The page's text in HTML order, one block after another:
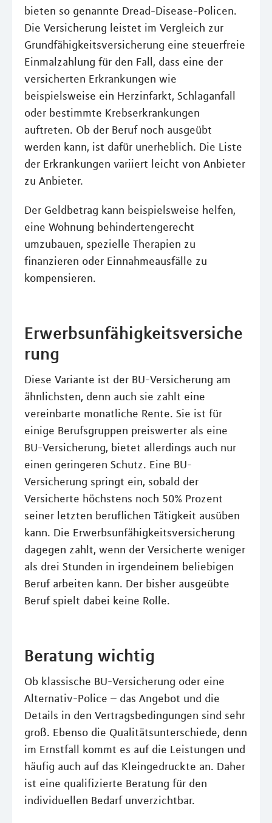
bieten so genannte Dread-Disease-Policen.
Die Versicherung leistet im Vergleich zur
Grundfähigkeitsversicherung eine steuerfreie
Einmalzahlung für den Fall, dass eine der
versicherten Erkrankungen wie
beispielsweise ein Herzinfarkt, Schlaganfall
oder bestimmte Krebserkrankungen
auftreten. Ob der Beruf noch ausgeübt
werden kann, ist dafür unerheblich. Die Liste
der Erkrankungen variiert leicht von Anbieter
zu Anbieter.
Der Geldbetrag kann beispielsweise helfen,
eine Wohnung behindertengerecht
umzubauen, spezielle Therapien zu
finanzieren oder Einnahmeausfälle zu
kompensieren.
Erwerbsunfähigkeitsversiche
rung
Diese Variante ist der BU-Versicherung am
ähnlichsten, denn auch sie zahlt eine
vereinbarte monatliche Rente. Sie ist für
einige Berufsgruppen preiswerter als eine
BU-Versicherung, bietet allerdings auch nur
einen geringeren Schutz. Eine BU-
Versicherung springt ein, sobald der
Versicherte höchstens noch 50% Prozent
seiner letzten beruflichen Tätigkeit ausüben
kann. Die Erwerbsunfähigkeitsversicherung
dagegen zahlt, wenn der Versicherte weniger
als drei Stunden in irgendeinem beliebigen
Beruf arbeiten kann. Der bisher ausgeübte
Beruf spielt dabei keine Rolle.
Beratung wichtig
Ob klassische BU-Versicherung oder eine
Alternativ-Police – das Angebot und die
Details in den Vertragsbedingungen sind sehr
groß. Ebenso die Qualitätsunterschiede, denn
im Ernstfall kommt es auf die Leistungen und
häufig auch auf das Kleingedruckte an. Daher
ist eine qualifizierte Beratung für den
individuellen Bedarf unverzichtbar.